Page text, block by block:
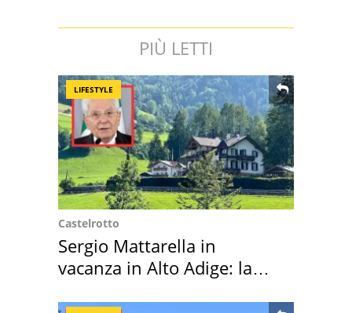
PIÙ LETTI
LIFESTYLE
Castelrotto
Sergio Mattarella in
vacanza in Alto Adige: la